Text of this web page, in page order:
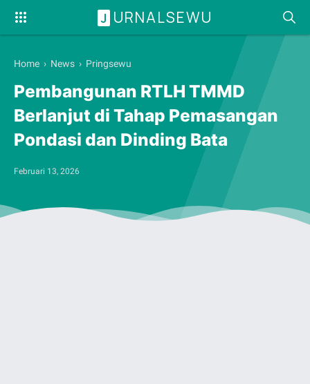
J URNALSEWU
Home › News › Pringsewu
Pembangunan RTLH TMMD
Berlanjut di Tahap Pemasangan
Pondasi dan Dinding Bata
Februari 13, 2026